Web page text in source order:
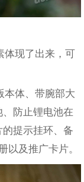
体现了出来，可
本体、带腕部大
防止锂电池在
提示挂环、备
以及推广卡片。